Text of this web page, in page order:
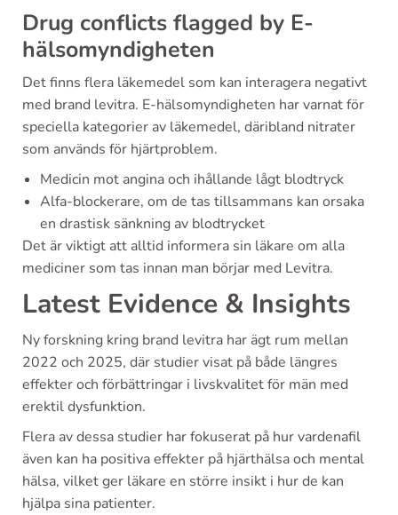
Drug conflicts flagged by E-
hälsomyndigheten
Det finns flera läkemedel som kan interagera negativt
med brand levitra. E-hälsomyndigheten har varnat för
speciella kategorier av läkemedel, däribland nitrater
som används för hjärtproblem.
Medicin mot angina och ihållande lågt blodtryck
Alfa-blockerare, om de tas tillsammans kan orsaka
en drastisk sänkning av blodtrycket
Det är viktigt att alltid informera sin läkare om alla
mediciner som tas innan man börjar med Levitra.
Latest Evidence & Insights
Ny forskning kring brand levitra har ägt rum mellan
2022 och 2025, där studier visat på både längres
effekter och förbättringar i livskvalitet för män med
erektil dysfunktion.
Flera av dessa studier har fokuserat på hur vardenafil
även kan ha positiva effekter på hjärthälsa och mental
hälsa, vilket ger läkare en större insikt i hur de kan
hjälpa sina patienter.